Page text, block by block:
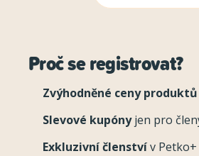
Proč se registrovat?
Zvýhodněné ceny produktů
Slevové kupónyjen pro
Exkluzivní členstvív